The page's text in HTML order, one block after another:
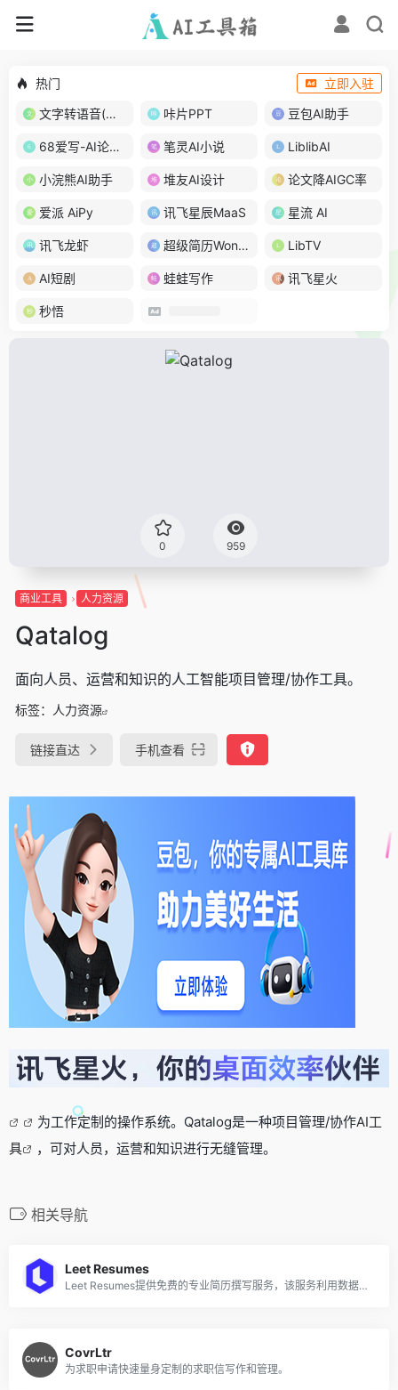
热门
立即入驻
文字转语音(琅琅配音)
咔片PPT 豆包AI助手
68爱写-AI论文写作 笔灵AI小说 LiblibAI
小浣熊AI助手 堆友AI设计 论文降AIGC率
爱派 AiPy 讯飞星辰MaaS 星流 AI
讯飞龙虾 超级简历WonderCV LibTV
AI短剧 蛙蛙写作 讯飞星火
秒悟
0 959
商业工具 人力资源
Qatalog
面向人员、运营和知识的人工智能项目管理/协作工具。
标签： 人力资源
链接直达 手机查看
为工作定制的操作系统。Qatalog是一种项目管理/协作AI工
具
，可对人员，运营和知识进行无缝管理。
相关导航
Leet Resumes
Leet Resumes提供免费的专业简历撰写服务，该服务利用数据驱动和ATS优化的方法为用户创建个性化的简历。
CovrLtr
为求职申请快速量身定制的求职信写作和管理。